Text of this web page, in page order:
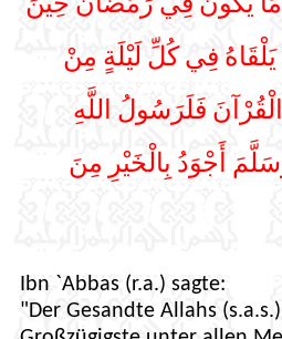
مَا يَكُونُ فِي رَمَضَانَ حِينَ
فِي كُلِّ لَيْلَةٍ مِنْ
فَلَرَسُولُ اللَّهِ
أَجْوَدُ بِالْخَيْرِ مِنَ
Ibn `Abbas (r.a.) sagte:
"Der Gesandte Allahs